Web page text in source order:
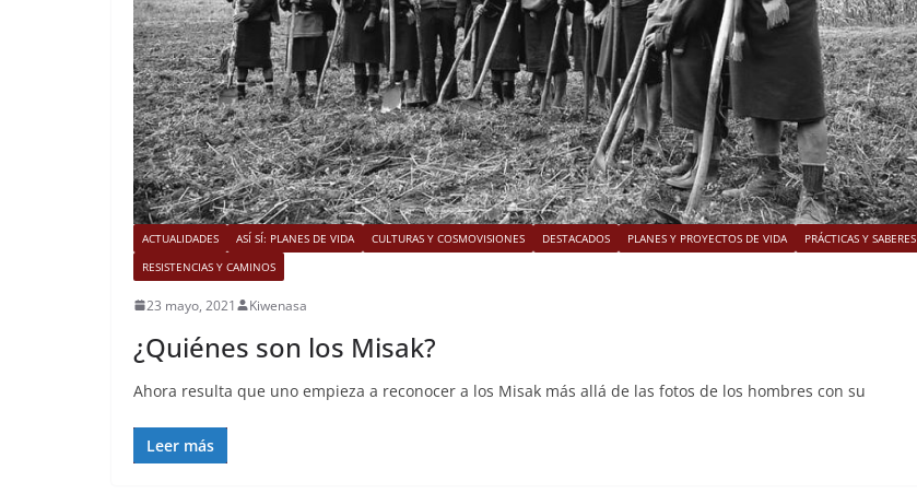
ACTUALIDADES ASÍ SÍ: PLANES DE VIDA CULTURAS Y COSMOVISIONES DESTACADOS PLANES Y PROYECTOS DE VIDA
PRÁCTICAS Y SABERES
RESISTENCIAS Y CAMINOS
23 mayo, 2021 Kiwenasa
¿Quiénes son los Misak?
Ahora resulta que uno empieza a reconocer a los Misak más allá de las fotos de los hombres con su
Leer más